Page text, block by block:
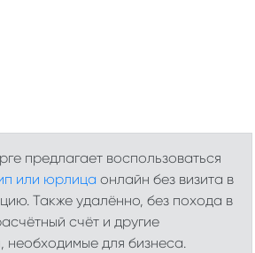
предлагает воспользоваться
или юрлица онлайн без визита в
Также удалённо, без похода в
счёт и другие
необходимые для бизнеса.